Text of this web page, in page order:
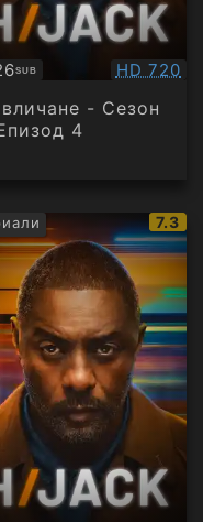
SUB HD 720
- Сезон
4
IMDb
7.3